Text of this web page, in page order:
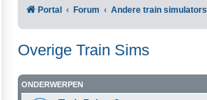
Portal Forum Andere train simulators
Overige Train Sims
ONDERWERPEN